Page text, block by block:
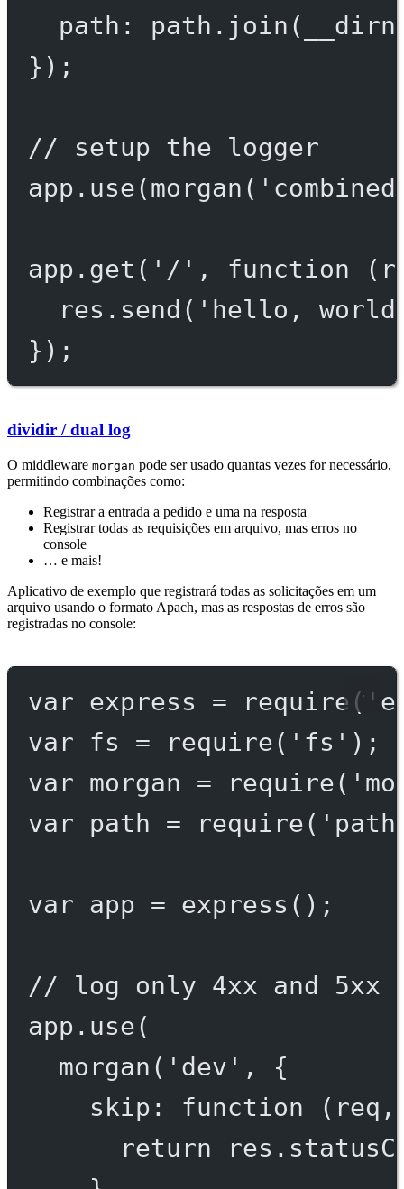
path: path. join
});
// setup the logger
app. use(morgan (
app. get ( '/' , function (
res. send ( 'hello,
});
dividir / dual log
O middleware morgan pode ser usado quantas vezes for necessário,
permitindo combinações como:
Registrar a entrada a pedido e uma na resposta
Registrar todas as requisições em arquivo, mas erros no
console
… e mais!
Aplicativo de exemplo que registrará todas as solicitações em um
arquivo usando o formato Apach, mas as respostas de erros são
registradas no console:
var express = require (
var fs = require( 'fs' );
var morgan = require(
var path = require(
var app = express ();
// log only 4xx and 5xx
app. use(
morgan ( 'dev' , {
skip : function ( req
return